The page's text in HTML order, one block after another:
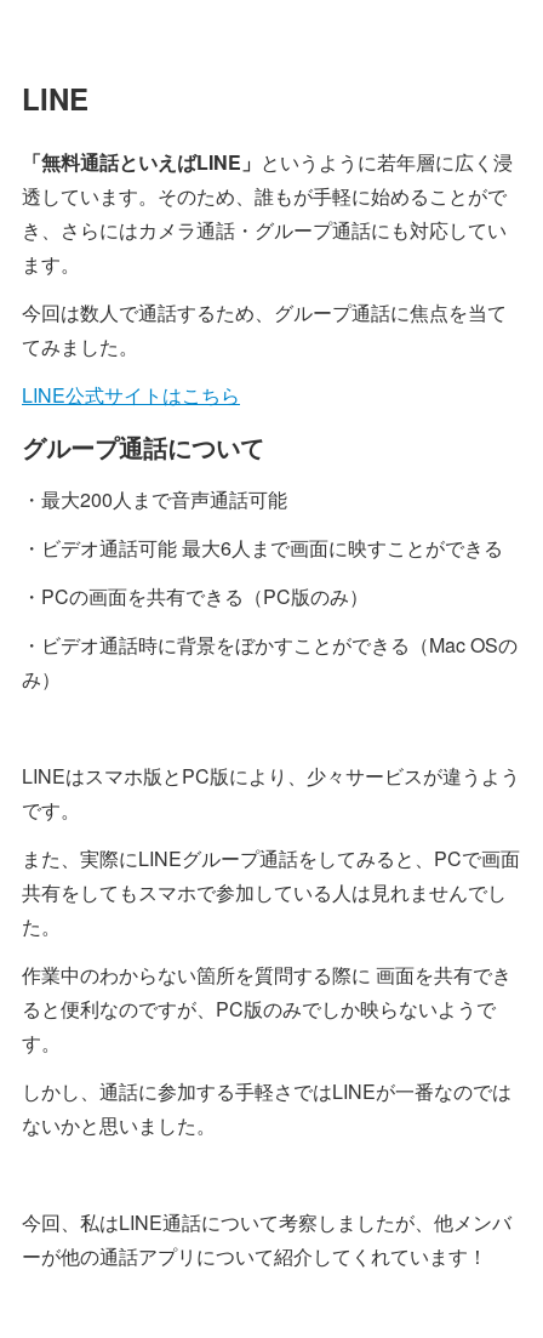
LINE
「無料通話といえばLINE」 というように若年層に広く浸
透しています。そのため、誰もが手軽に始めることがで
き、さらにはカメラ通話・グループ通話にも対応してい
ます。
今回は数人で通話するため、グループ通話に焦点を当て
てみました。
LINE公式サイトはこちら
グループ通話について
・最大200人まで音声通話可能
・ビデオ通話可能 最大6人まで画面に映すことができる
・PCの画面を共有できる（PC版のみ）
・ビデオ通話時に背景をぼかすことができる（Mac OSの
み）
LINEはスマホ版とPC版により、少々サービスが違うよう
です。
また、実際にLINEグループ通話をしてみると、PCで画面
共有をしてもスマホで参加している人は見れませんでし
た。
作業中のわからない箇所を質問する際に 画面を共有でき
ると便利なのですが、PC版のみでしか映らないようで
す。
しかし、通話に参加する手軽さではLINEが一番なのでは
ないかと思いました。
今回、私はLINE通話について考察しましたが、他メンバ
ーが他の通話アプリについて紹介してくれています！